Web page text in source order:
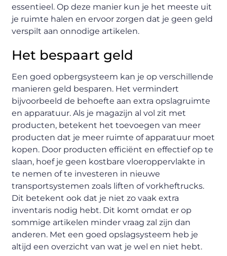
essentieel. Op deze manier kun je het meeste uit
je ruimte halen en ervoor zorgen dat je geen geld
verspilt aan onnodige artikelen.
Het bespaart geld
Een goed opbergsysteem kan je op verschillende
manieren geld besparen. Het vermindert
bijvoorbeeld de behoefte aan extra opslagruimte
en apparatuur. Als je magazijn al vol zit met
producten, betekent het toevoegen van meer
producten dat je meer ruimte of apparatuur moet
kopen. Door producten efficiënt en effectief op te
slaan, hoef je geen kostbare vloeroppervlakte in
te nemen of te investeren in nieuwe
transportsystemen zoals liften of vorkheftrucks.
Dit betekent ook dat je niet zo vaak extra
inventaris nodig hebt. Dit komt omdat er op
sommige artikelen minder vraag zal zijn dan
anderen. Met een goed opslagsysteem heb je
altijd een overzicht van wat je wel en niet hebt.